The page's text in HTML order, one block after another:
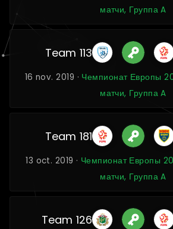
матчи, Группа A
Team 113
16 nov. 2019 · Чемпионат Европы
матчи, Группа A
Team 181
13 oct. 2019 · Чемпионат Европы
матчи, Группа A
Team 126